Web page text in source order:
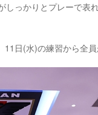
っかりとプレーで表
日(水)の練習から全員